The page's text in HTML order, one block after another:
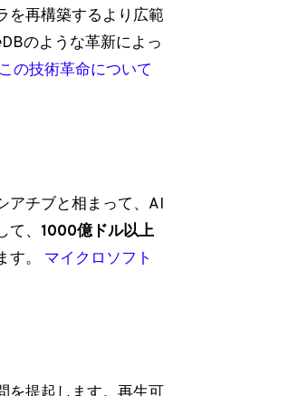
を再構築するより広範
のような革新によっ
この技術革命について
アチブと相まって、AI
、 1000億ドル以上
。
マイクロソフト